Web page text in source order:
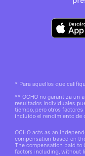
* Para aquellos que
** OCHO no garantiza un
resultados individuales
tiempo, pero otros
incluido el rendimiento de
OCHO acts as an
compensation based on
The compensation paid to
factors including, without